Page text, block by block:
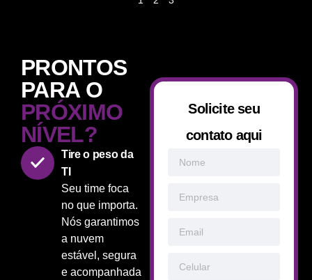
PRONTOS
PARA O
PRÓXIMO
NÍVEL?
Tire o peso da
TI
Seu time foca
no que importa.
Nós garantimos
a nuvem
estável, segura
e acompanhada
Solicite seu
contato aqui